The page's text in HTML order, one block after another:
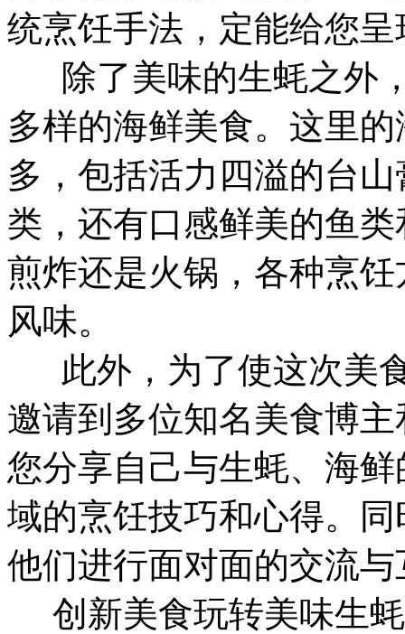
统烹饪手法，定能给您
除了美味的生蚝之外
多样的海鲜美食。这里
多，包括活力四溢的台
类，还有口感鲜美的鱼
煎炸还是火锅，各种烹
风味。
此外，为了使这次美
邀请到多位知名美食博
您分享自己与生蚝、海
域的烹饪技巧和心得。
他们进行面对面的交流与
创新美食玩转美味生